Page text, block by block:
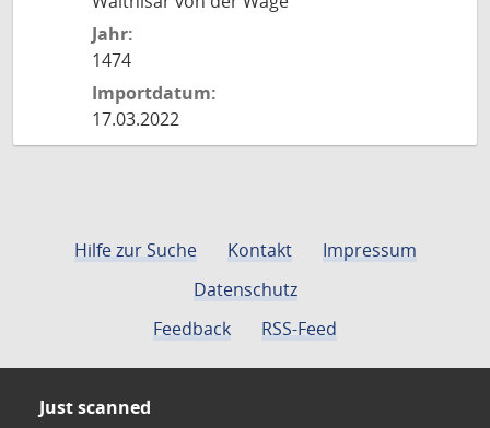
Jahr:
1474
Importdatum:
17.03.2022
Hilfe zur Suche Kontakt
Impressum
Datenschutz
Feedback
RSS-Feed
Just scanned